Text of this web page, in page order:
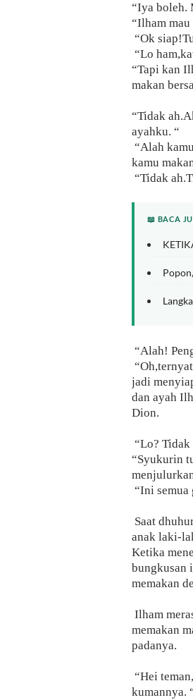
“Iya boleh.
“Ilham
“Ok
“Lo
“Tapi kan
makan
“Tidak
ayahku. “
“Alah
kamu
“Tidak
📖 BACA
“Alah!
jadi
dan ayah
Dion.
“Lo?
“Syukurin
“Ini semua
Saat
anak laki-
Ketika
bungkusan
memakan
Ilham
memakan
padanya.
“Hei
kumannya.